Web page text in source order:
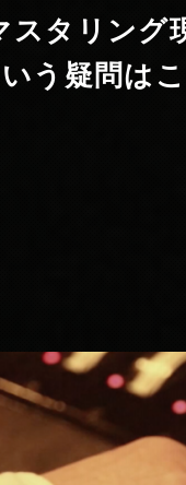
スタリング
う疑問は